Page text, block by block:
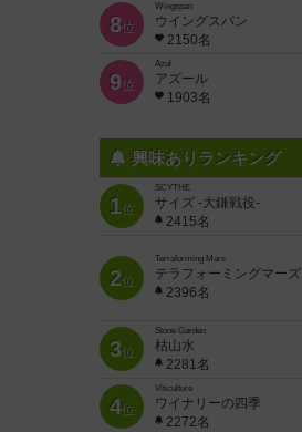
8位
Wingspan
ウイングスパン
2150名
9位
Azul
アズール
1903名
興味ありランキング
1位
SCYTHE
サイズ -大鎌戦役-
2415名
2位
Terraforming Mars
テラフォーミングマーズ
2396名
3位
Stone Garden
枯山水
2281名
4位
Viticulture
ワイナリーの四季
2272名